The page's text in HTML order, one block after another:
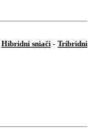
Hibridni sniači - Tribridni